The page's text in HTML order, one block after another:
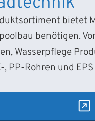
bietet
benötigen.
Wasserpflege
, PP-Rohren und